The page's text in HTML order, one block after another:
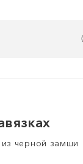
черной замши